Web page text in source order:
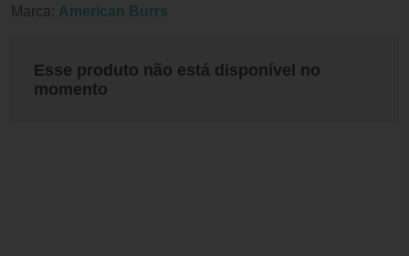
Marca: American Burrs
Esse produto não está disponível no
momento